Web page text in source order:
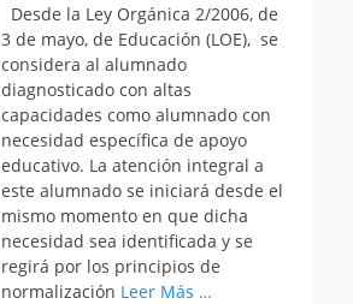
Desde la Ley Orgánica 2/2006, de
3 de mayo, de Educación (LOE), se
considera al alumnado
diagnosticado con altas
capacidades como alumnado con
necesidad específica de apoyo
educativo. La atención integral a
este alumnado se iniciará desde el
mismo momento en que dicha
necesidad sea identificada y se
regirá por los principios de
normalización Leer Más …